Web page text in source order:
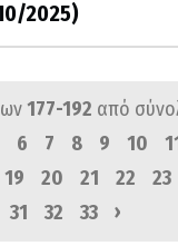
2025)
177-192 από
6 7 8 9 10
19 20 21 22 23
31 32 33 ›